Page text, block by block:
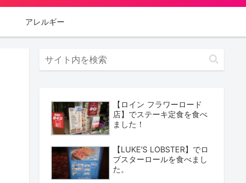
アレルギー
【ロイン フラワーロード
店】でステーキ定食を食べ
ました！
【LUKE’S LOBSTER】でロ
ブスターロールを食べまし
た。